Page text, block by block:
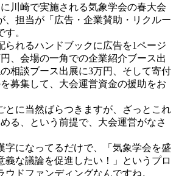
川崎で実施される気象学会の春大会
、担当が「広告・企業賛助・リクルー
。
られるハンドブックに広告を1ページ
、会場の一角での企業紹介ブース出
相談ブース出展に3万円、そして寄付
募集して、大会運営資金の援助をお
とに当然ばらつきますが、ざっとこれ
る、という前提で、大会運営がなさ
字になってるだけで、「気象学会を盛
義な議論を促進したい！」というプロ
ウドファンディングなんですね。